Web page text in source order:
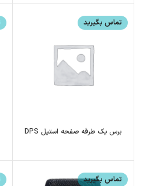
تماس بگیرید
برس یک طرفه صفحه استیل DPS
تماس بگیرید